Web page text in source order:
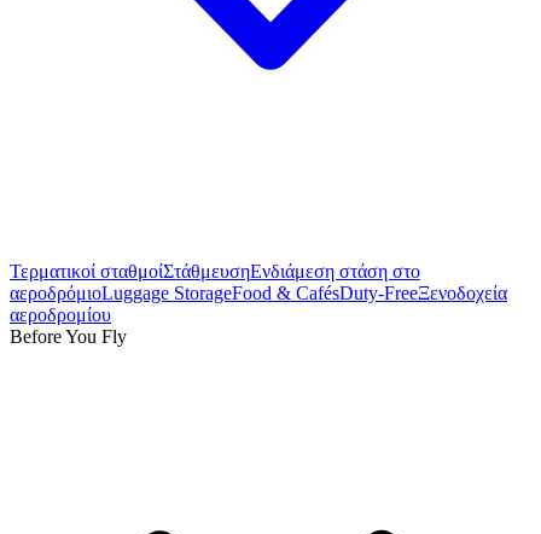
Τερματικοί σταθμοίΣτάθμευσηΕνδιάμεση στάση στο
αεροδρόμιοLuggage StorageFood & CafésDuty-FreeΞενοδοχεία
αεροδρομίου
Before You Fly